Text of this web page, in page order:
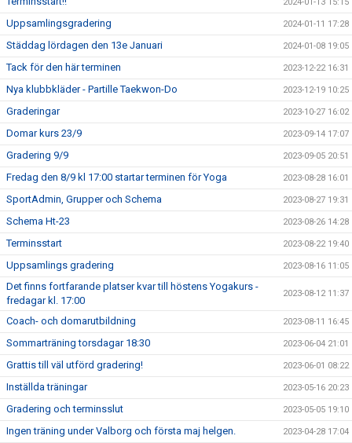
Uppsamlingsgradering 2024-01-11 17:28
Städdag lördagen den 13e Januari 2024-01-08 19:05
Tack för den här terminen 2023-12-22 16:31
Nya klubbkläder - Partille Taekwon-Do 2023-12-19 10:25
Graderingar 2023-10-27 16:02
Domar kurs 23/9 2023-09-14 17:07
Gradering 9/9 2023-09-05 20:51
Fredag den 8/9 kl 17:00 startar terminen för Yoga 2023-08-28 16:01
SportAdmin, Grupper och Schema 2023-08-27 19:31
Schema Ht-23 2023-08-26 14:28
Terminsstart 2023-08-22 19:40
Uppsamlings gradering 2023-08-16 11:05
Det finns fortfarande platser kvar till höstens Yogakurs -
fredagar kl. 17:00
2023-08-12 11:37
Coach- och domarutbildning 2023-08-11 16:45
Sommarträning torsdagar 18:30 2023-06-04 21:01
Grattis till väl utförd gradering! 2023-06-01 08:22
Inställda träningar 2023-05-16 20:23
Gradering och terminsslut 2023-05-05 19:10
Ingen träning under Valborg och första maj helgen. 2023-04-28 17:04